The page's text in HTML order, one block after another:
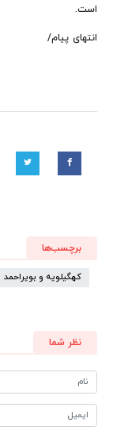
است.
انتهای پیام/
برچسب‌ها
کهگیلویه و بویراحمد
نظر شما